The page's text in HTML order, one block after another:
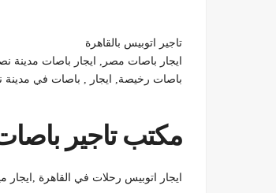
تاجير اتوبيس بالقاهرة
ايجار باصات مصر, ايجار باصات مدينة
باصات رخيصة, ايجار , باصات في مدينة
مكتب تاجير
ايجار اتوبيس رحلات في القاهرة ,ايجار ميني باص 32 فرد,01011322557 ,ايجار ميني باص